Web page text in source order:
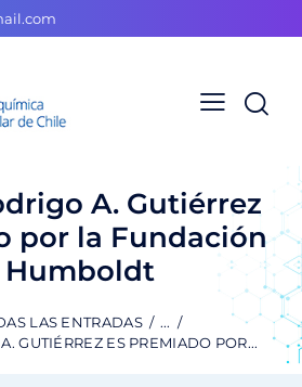
A. Gutiérrez
por la Fundación
Humboldt
LAS ENTRADAS
...
GUTIÉRREZ ES PREMIADO POR...